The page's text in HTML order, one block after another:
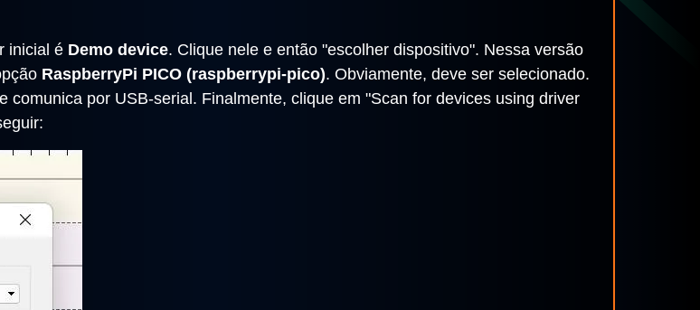
inicial é Demo device. Clique nele e então "escolher dispositivo". Nessa versão
RaspberryPi PICO (raspberrypi-pico). Obviamente, deve ser selecionado.
por USB-serial. Finalmente, clique em "Scan for devices using driver